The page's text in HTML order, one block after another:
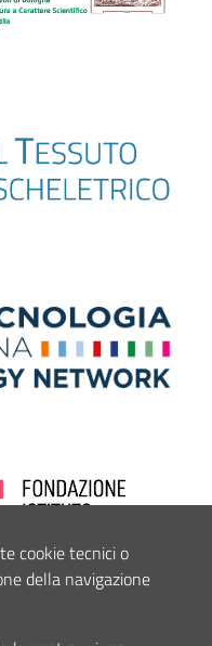
cookie tecnici o
della navigazione